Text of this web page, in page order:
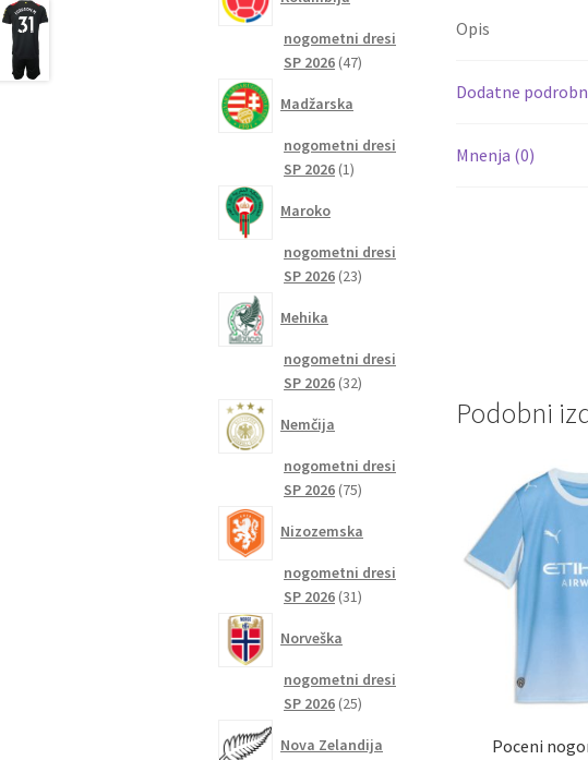
Opis
Dodatne
Mnenja (0)
Podobni
Poceni
nogometni dresi
SP 2026 4747
Madžarska
nogometni dresi
SP 2026 11
Maroko
nogometni dresi
SP 2026 2323
Mehika
nogometni dresi
SP 2026 3232
Nemčija
nogometni dresi
SP 2026 7575
Nizozemska
nogometni dresi
SP 2026 3131
Norveška
nogometni dresi
SP 2026 2525
Nova Zelandija